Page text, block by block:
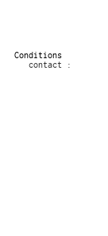
Conditions
contact :